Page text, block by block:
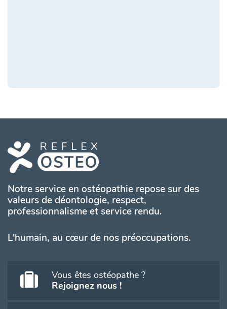
Notre service en ostéopathie repose sur des
valeurs de déontologie, respect,
professionnalisme et service rendu.
L'humain, au cœur de nos préoccupations.
Vous êtes ostéopathe ?
Rejoignez nous !